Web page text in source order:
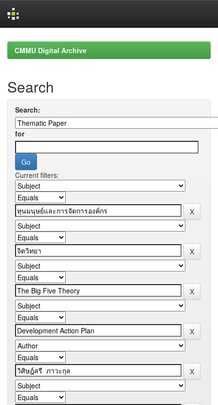
navigationCMMU Digital Archive
Search
Search:
for
Current filters: